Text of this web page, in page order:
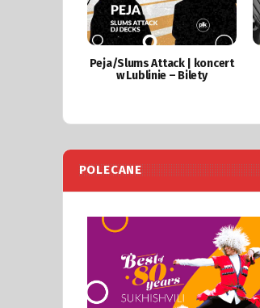
Peja/Slums Attack | koncert
w Lublinie – Bilety
POLECANE